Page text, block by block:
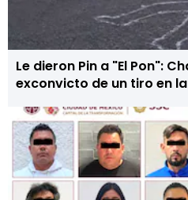
Le dieron Pin a "El Pon":
exconvicto de un tiro en